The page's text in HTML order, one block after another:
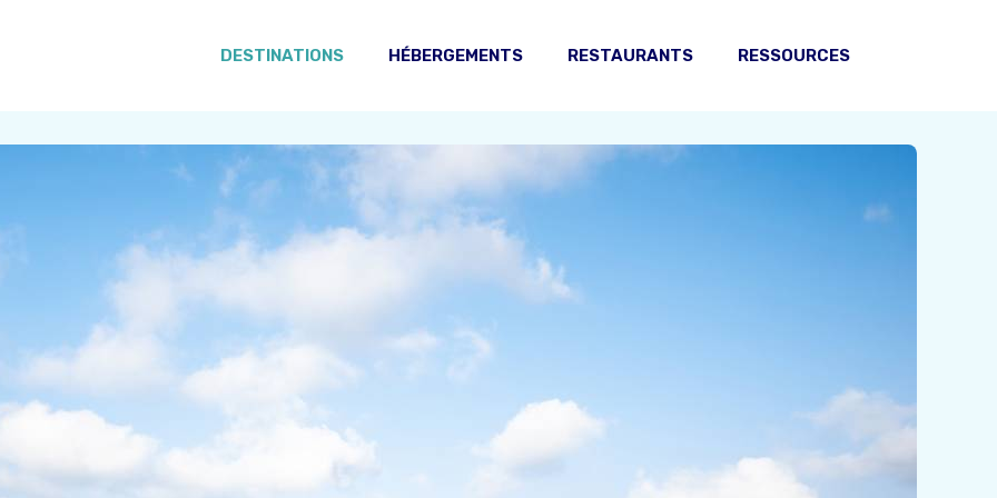
DESTINATIONS HÉBERGEMENTS RESTAURANTS RESSOURCES